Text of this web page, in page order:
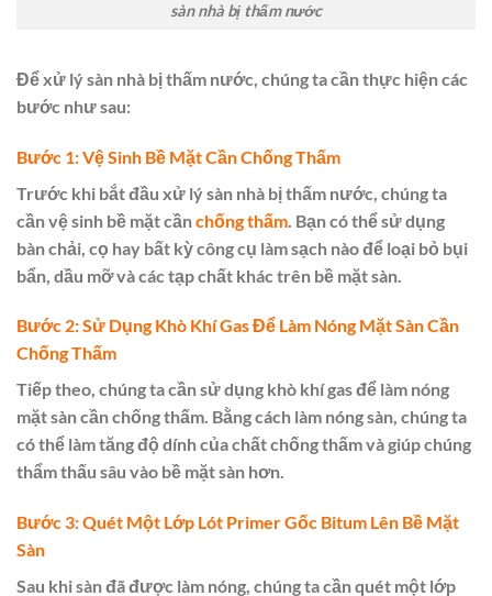
sàn nhà bị thấm nước
Để xử lý sàn nhà bị thấm nước, chúng ta cần thực hiện các
bước như sau:
Bước 1: Vệ Sinh Bề Mặt Cần Chống Thấm
Trước khi bắt đầu xử lý sàn nhà bị thấm nước, chúng ta
cần vệ sinh bề mặt cầnchống thấm . Bạn có thể sử dụng
bàn chải, cọ hay bất kỳ công cụ làm sạch nào để loại bỏ bụi
bẩn, dầu mỡ và các tạp chất khác trên bề mặt sàn.
Bước 2: Sử Dụng Khò Khí Gas Để Làm Nóng Mặt Sàn Cần
Chống Thấm
Tiếp theo, chúng ta cần sử dụng khò khí gas để làm nóng
mặt sàn cần chống thấm. Bằng cách làm nóng sàn, chúng ta
có thể làm tăng độ dính của chất chống thấm và giúp chúng
thẩm thấu sâu vào bề mặt sàn hơn.
Bước 3: Quét Một Lớp Lót Primer Gốc Bitum Lên Bề Mặt
Sàn
Sau khi sàn đã được làm nóng, chúng ta cần quét một lớp